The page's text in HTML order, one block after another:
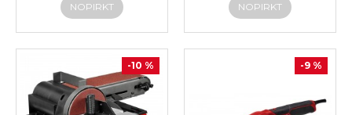
NOPIRKT NOPIRKT
-10 % -9 %